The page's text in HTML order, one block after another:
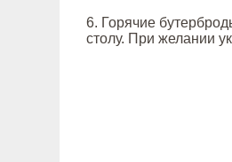
6. Горячие
столу. При желании